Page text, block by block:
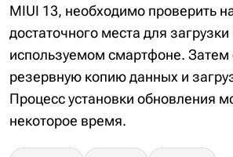
MIUI 13, необходимо проверить
достаточного места для загрузки
используемом смартфоне. Затем
резервную копию данных и
Процесс установки обновления
некоторое время.